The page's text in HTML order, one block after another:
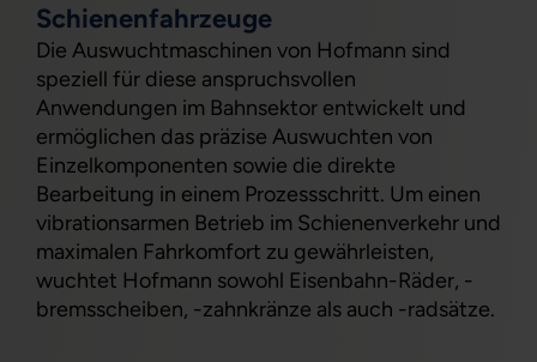
Schienenfahrzeuge
Die Auswuchtmaschinen von Hofmann sind
speziell für diese anspruchsvollen
Anwendungen im Bahnsektor entwickelt und
ermöglichen das präzise Auswuchten von
Einzelkomponenten sowie die direkte
Bearbeitung in einem Prozessschritt. Um einen
vibrationsarmen Betrieb im Schienenverkehr und
maximalen Fahrkomfort zu gewährleisten,
wuchtet Hofmann sowohl Eisenbahn-Räder, -
bremsscheiben, -zahnkränze als auch -radsätze.